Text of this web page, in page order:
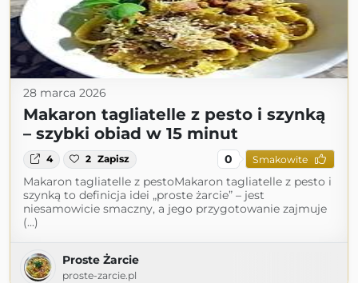
28 marca 2026
Makaron tagliatelle z pesto i szynką
– szybki obiad w 15 minut
4 2 Zapisz 0 Smakowite
Makaron tagliatelle z pestoMakaron tagliatelle z pesto i
szynką to definicja idei „proste żarcie” – jest
niesamowicie smaczny, a jego przygotowanie zajmuje
(...)
Proste Żarcie
proste-zarcie.pl